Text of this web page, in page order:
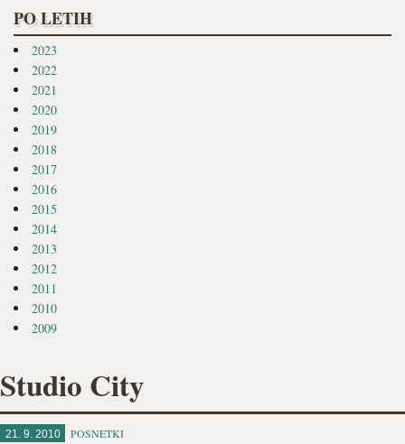
PO LETIH
2023
2022
2021
2020
2019
2018
2017
2016
2015
2014
2013
2012
2011
2010
2009
Studio City
21. 9. 2010 POSNETKI